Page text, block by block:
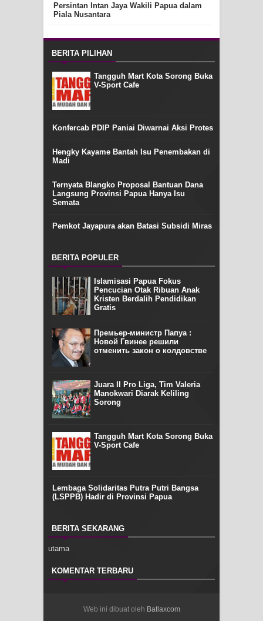
Persintan Intan Jaya Wakili Papua dalam
Piala Nusantara
BERITA PILIHAN
Tangguh Mart Kota Sorong Buka
V-Sport Cafe
Konfercab PDIP Paniai Diwarnai Aksi Protes
Hengky Kayame Bantah Isu Penembakan di
Madi
Ternyata Blangko Proposal Bantuan Dana
Langsung Provinsi Papua Hanya Isu
Semata
Pemkot Jayapura akan Batasi Subsidi Miras
BERITA POPULER
Islamisasi Papua Fokus
Pencucian Otak Ribuan Anak
Kristen Berdalih Pendidikan
Gratis
Премьер-министр Папуа :
Новой Гвинее решили
отменить закон о колдовстве
Juara II Pro Liga, Tim Valeria
Manokwari Diarak Keliling
Sorong
Tangguh Mart Kota Sorong Buka
V-Sport Cafe
Lembaga Solidaritas Putra Putri Bangsa
(LSPPB) Hadir di Provinsi Papua
BERITA SEKARANG
utama
KOMENTAR TERBARU
Web ini dibuat oleh Batlaxcom